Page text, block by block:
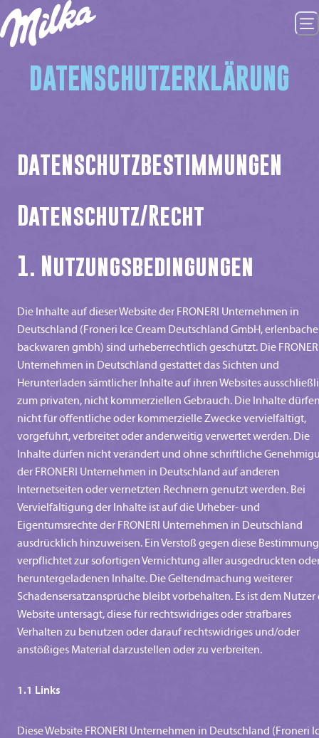
DATENSCHUTZERKLÄRUNG
DATENSCHUTZBESTIMMUNGEN
Datenschutz/Recht
1. Nutzungsbedingungen
Die Inhalte auf dieser Website der FRONERI Unternehmen in
Deutschland (Froneri Ice Cream Deutschland GmbH,
backwaren gmbh) sind urheberrechtlich geschützt. Die
Unternehmen in Deutschland gestattet das Sichten und
Herunterladen sämtlicher Inhalte auf ihren Websites
zum privaten, nicht kommerziellen Gebrauch. Die Inhalte
nicht für öffentliche oder kommerzielle Zwecke vervielfältigt,
vorgeführt, verbreitet oder anderweitig verwertet werden. Die
Inhalte dürfen nicht verändert und ohne schriftliche
der FRONERI Unternehmen in Deutschland auf anderen
Internetseiten oder vernetzten Rechnern genutzt werden. Bei
Vervielfältigung der Inhalte ist auf die Urheber- und
Eigentumsrechte der FRONERI Unternehmen in Deutschland
ausdrücklich hinzuweisen. Ein Verstoß gegen diese
verpflichtet zur sofortigen Vernichtung aller ausgedruckten
heruntergeladenen Inhalte. Die Geltendmachung weiterer
Schadensersatzansprüche bleibt vorbehalten. Es ist dem Nutzer
Website untersagt, diese für rechtswidriges oder strafbares
Verhalten zu benutzen oder darauf rechtswidriges und/oder
anstößiges Material darzustellen oder zu verbreiten.
1.1 Links
Diese Website FRONERI Unternehmen in Deutschland (Froneri